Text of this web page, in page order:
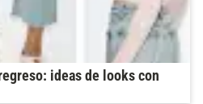
ideas de looks con